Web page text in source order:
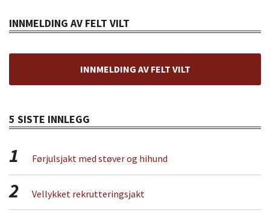
INNMELDING AV FELT VILT
INNMELDING AV FELT VILT
5 SISTE INNLEGG
1 Førjulsjakt med støver og hihund
2 Vellykket rekrutteringsjakt